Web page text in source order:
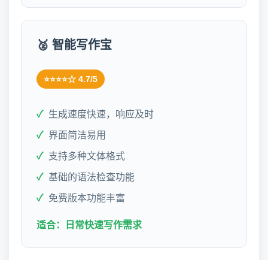
🥈 智能写作宝
⭐⭐⭐⭐☆ 4.7/5
生成速度快速，响应及时
界面简洁易用
支持多种文体格式
基础的语法检查功能
免费版本功能丰富
适合：日常快速写作需求